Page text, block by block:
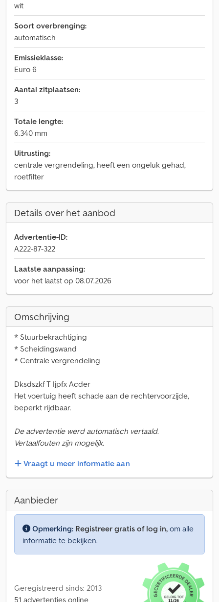
wit
Soort overbrenging:
automatisch
Emissieklasse:
Euro 6
Aantal zitplaatsen:
3
Totale lengte:
6.340 mm
Uitrusting:
centrale vergrendeling, heeft een ongeluk gehad,
roetfilter
Details over het aanbod
Advertentie-ID:
A222-87-322
Laatste aanpassing:
voor het laatst op 08.07.2026
Omschrijving
* Stuurbekrachtiging
* Scheidingswand
* Centrale vergrendeling
Dksdszkf T Ijpfx Acder
Het voertuig heeft schade aan de rechtervoorzijde,
beperkt rijdbaar.
De advertentie werd automatisch vertaald.
Vertaalfouten zijn mogelijk.
Vraagt u meer informatie aan
Aanbieder
Opmerking: Registreer gratis of log in, om alle
informatie te bekijken.
Geregistreerd sinds: 2013
51 advertenties online